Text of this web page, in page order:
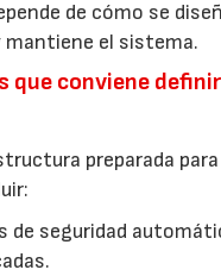
de cómo se
mantiene el sistema.
que conviene
preparada
de seguridad